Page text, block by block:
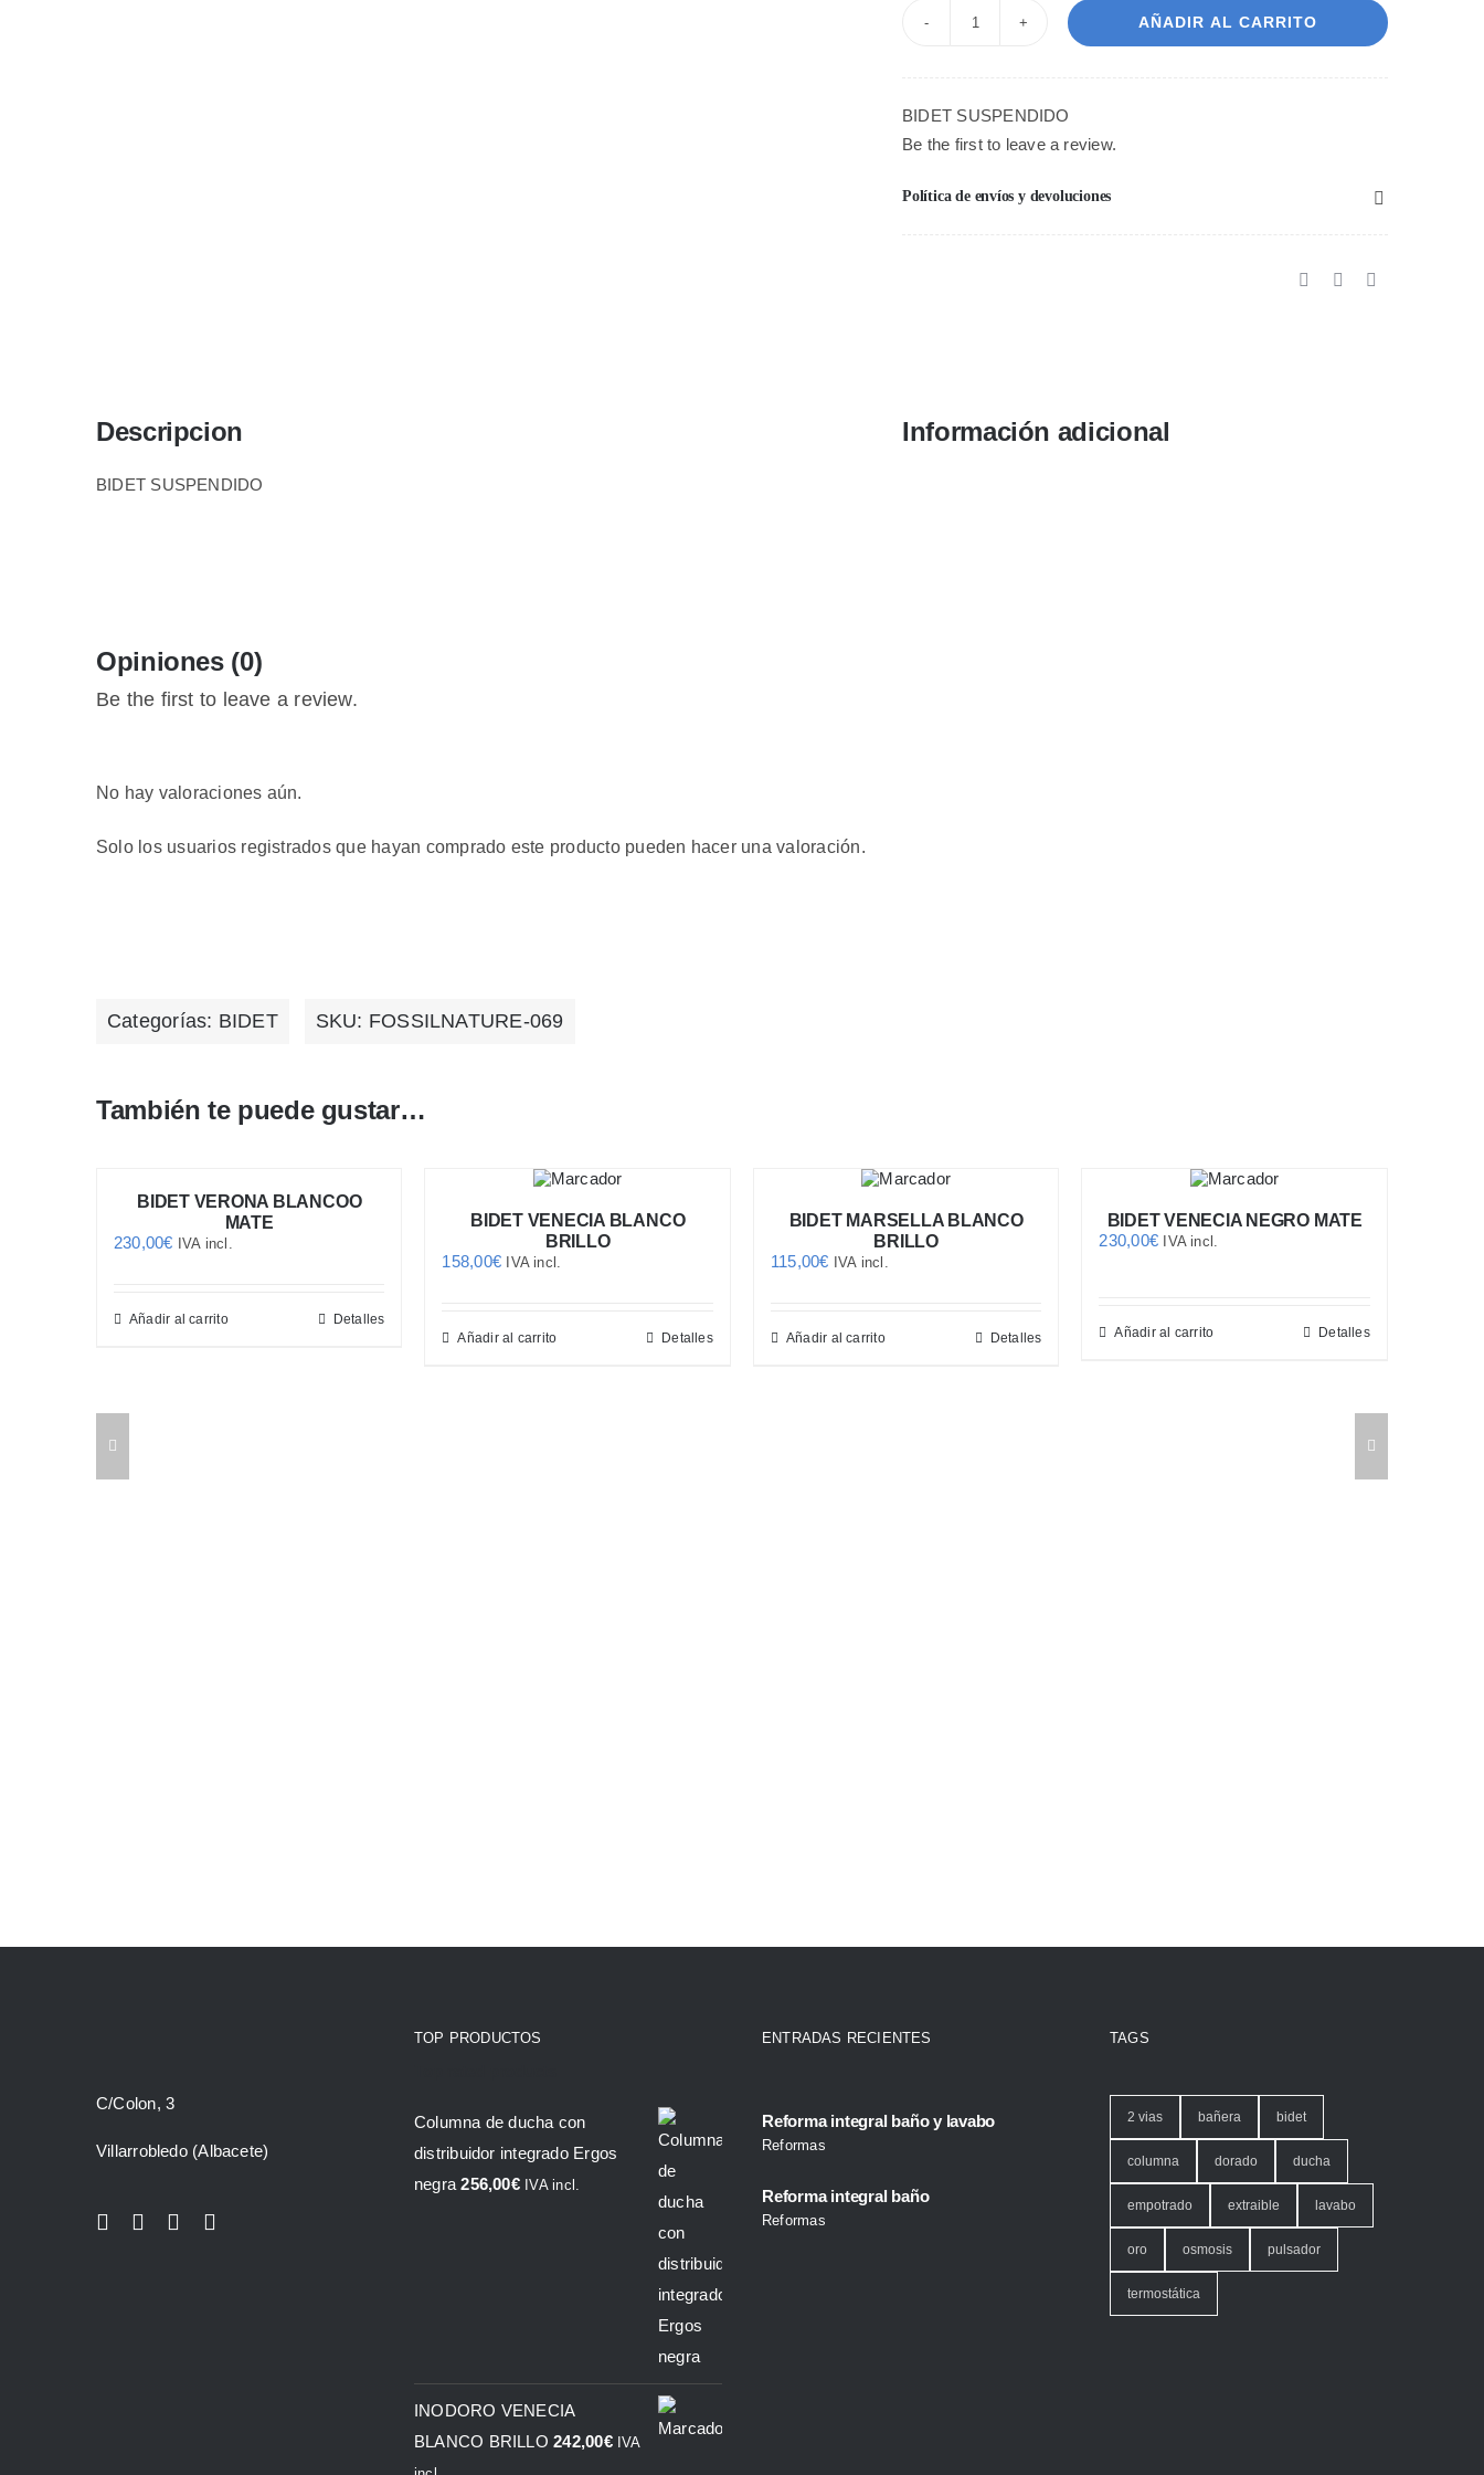
AÑADIR AL CARRITO
BIDET SUSPENDIDO
Be the first to leave a review.
Política de envíos y devoluciones
Descripcion
BIDET SUSPENDIDO
Información adicional
Opiniones (0)
Be the first to leave a review.
No hay valoraciones aún.
Solo los usuarios registrados que hayan comprado este producto pueden hacer una valoración.
Categorías: BIDET SKU: FOSSILNATURE-069
También te puede gustar…
BIDET VERONA BLANCOO
MATE
230,00€ IVA incl.
Añadir al carrito Detalles
BIDET VENECIA BLANCO
BRILLO
158,00€ IVA incl.
Añadir al carrito Detalles
BIDET MARSELLA BLANCO
BRILLO
115,00€ IVA incl.
Añadir al carrito Detalles
BIDET VENECIA NEGRO MATE
230,00€ IVA incl.
Añadir al carrito Detalles
C/Colon, 3
Villarrobledo (Albacete)
TOP PRODUCTOS
Columna de ducha con
distribuidor integrado Ergos
negra 256,00€ IVA incl.
INODORO VENECIA
BLANCO BRILLO 242,00€ IVA
ENTRADAS RECIENTES
Reforma integral baño y lavabo
Reformas
Reforma integral baño
Reformas
TAGS
2 vias bañera bidet
columna dorado ducha
empotrado extraible lavabo
oro osmosis pulsador
termostática